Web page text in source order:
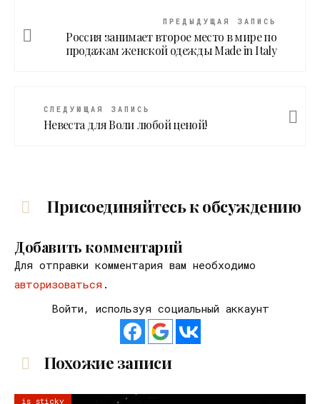
ПРЕДЫДУЩАЯ ЗАПИСЬ
Россия занимает второе место в мире по
продажам женской одежды Made in Italy
СЛЕДУЮЩАЯ ЗАПИСЬ
Невеста для Воли любой ценой!
Присоединяйтесь к обсуждению
Добавить комментарий
Для отправки комментария вам необходимо
авторизоваться .
Войти, используя социальный аккаунт
Похожие записи
is sticky